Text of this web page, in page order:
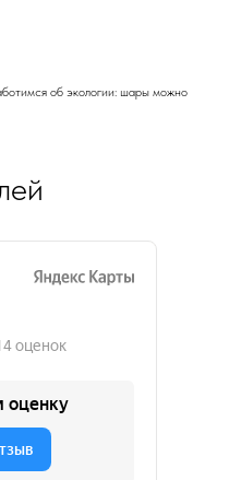
об экологии: шары можно